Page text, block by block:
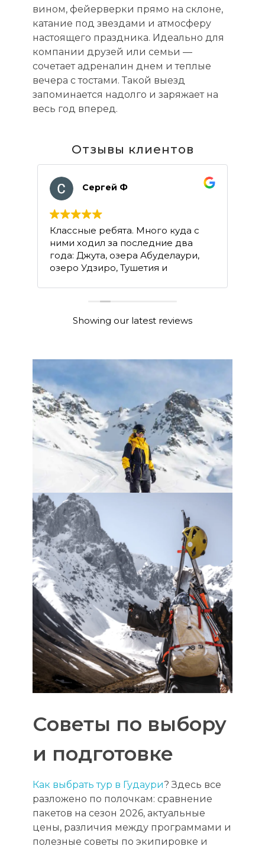
вином, фейерверки прямо на склоне,
катание под звездами и атмосферу
настоящего праздника. Идеально для
компании друзей или семьи —
сочетает адреналин днем и теплые
вечера с тостами. Такой выезд
запоминается надолго и заряжает на
весь год вперед.
Отзывы клиентов
Сергей Ф
Классные ребята. Много куда с
ними ходил за последние два
года: Джута, озера Абуделаури,
озеро Удзиро, Тушетия и
Showing our latest reviews
Советы по выбору
и подготовке
Как выбрать тур в Гудаури? Здесь все
разложено по полочкам: сравнение
пакетов на сезон 2026, актуальные
цены, различия между программами и
полезные советы по экипировке и